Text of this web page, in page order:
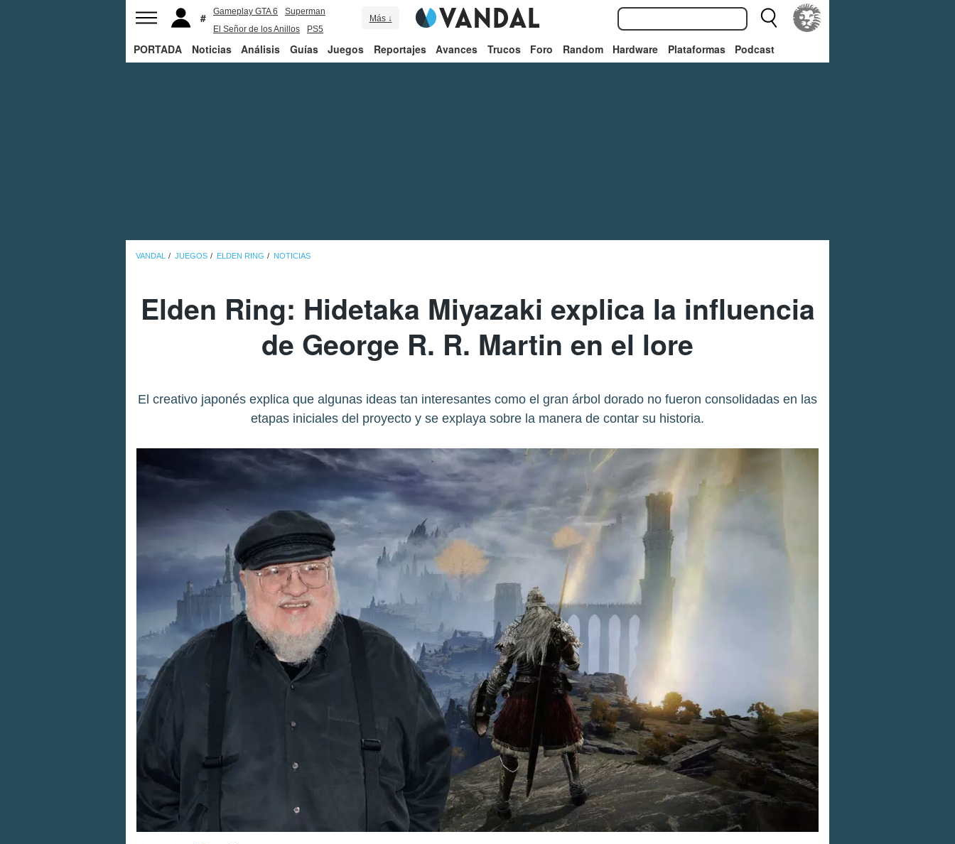
Gameplay GTA 6
Superman
El Señor de los Anillos
PS5
Más ↓
PORTADA Noticias Análisis Guías Juegos Reportajes Avances Trucos Foro Random Hardware Plataformas Podcast
VANDAL JUEGOS ELDEN RING NOTICIAS
Elden Ring: Hidetaka Miyazaki explica la influencia
de George R. R. Martin en el lore
El creativo japonés explica que algunas ideas tan interesantes como el gran árbol dorado no fueron consolidadas en las
etapas iniciales del proyecto y se explaya sobre la manera de contar su historia.